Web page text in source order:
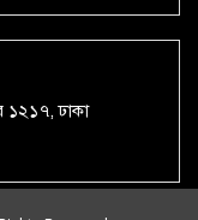
১২১৭, ঢাকা